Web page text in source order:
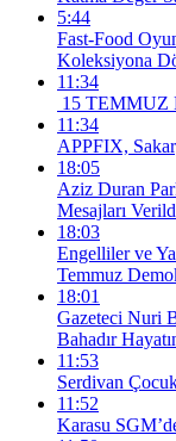
5:44
Fast-Food
Koleksiyona
11:34
15
11:34
APPFIX,
18:05
Aziz Duran
Mesajları
18:03
Engelliler ve
Temmuz
18:01
Gazeteci Nuri
Bahadır
11:53
Serdivan
11:52
Karasu